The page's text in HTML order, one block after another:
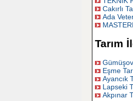
Cakırlı
Ada
Tarım
Eşme
Ayancık
Lapseki
Akpınar